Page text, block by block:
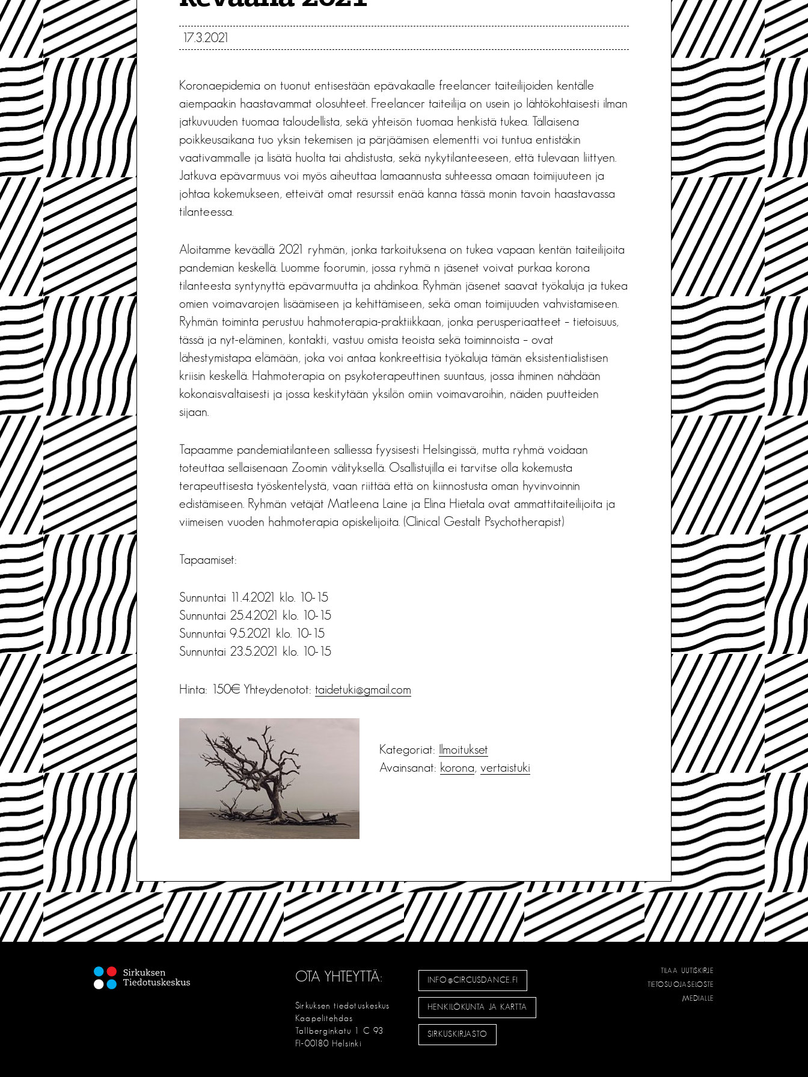
17.3.2021
Koronaepidemia on tuonut entisestään epävakaalle freelancer taiteilijoiden kentälle
aiempaakin haastavammat olosuhteet. Freelancer taiteilija on usein jo lähtökohtaisesti ilman
jatkuvuuden tuomaa taloudellista, sekä yhteisön tuomaa henkistä tukea. Tällaisena
poikkeusaikana tuo yksin tekemisen ja pärjäämisen elementti voi tuntua entistäkin
vaativammalle ja lisätä huolta tai ahdistusta, sekä nykytilanteeseen, että tulevaan liittyen.
Jatkuva epävarmuus voi myös aiheuttaa lamaannusta suhteessa omaan toimijuuteen ja
johtaa kokemukseen, etteivät omat resurssit enää kanna tässä monin tavoin haastavassa
tilanteessa.
Aloitamme keväällä 2021 ryhmän, jonka tarkoituksena on tukea vapaan kentän taiteilijoita
pandemian keskellä. Luomme foorumin, jossa ryhmä n jäsenet voivat purkaa korona
tilanteesta syntynyttä epävarmuutta ja ahdinkoa. Ryhmän jäsenet saavat työkaluja ja tukea
omien voimavarojen lisäämiseen ja kehittämiseen, sekä oman toimijuuden vahvistamiseen.
Ryhmän toiminta perustuu hahmoterapia-praktiikkaan, jonka perusperiaatteet – tietoisuus,
tässä ja nyt-eläminen, kontakti, vastuu omista teoista sekä toiminnoista – ovat
lähestymistapa elämään, joka voi antaa konkreettisia työkaluja tämän eksistentialistisen
kriisin keskellä. Hahmoterapia on psykoterapeuttinen suuntaus, jossa ihminen nähdään
kokonaisvaltaisesti ja jossa keskitytään yksilön omiin voimavaroihin, näiden puutteiden
sijaan.
Tapaamme pandemiatilanteen salliessa fyysisesti Helsingissä, mutta ryhmä voidaan
toteuttaa sellaisenaan Zoomin välityksellä. Osallistujilla ei tarvitse olla kokemusta
terapeuttisesta työskentelystä, vaan riittää että on kiinnostusta oman hyvinvoinnin
edistämiseen. Ryhmän vetäjät Matleena Laine ja Elina Hietala ovat ammattitaiteilijoita ja
viimeisen vuoden hahmoterapia opiskelijoita. (Clinical Gestalt Psychotherapist)
Tapaamiset:
Sunnuntai 11.4.2021 klo. 10-15
Sunnuntai 25.4.2021 klo. 10-15
Sunnuntai 9.5.2021 klo. 10-15
Sunnuntai 23.5.2021 klo. 10-15
Hinta: 150€ Yhteydenotot: taidetuki@gmail.com
Kategoriat: Ilmoitukset
Avainsanat: korona, vertaistuki
OTA YHTEYTTÄ:
Sirkuksen tiedotuskeskus
Kaapelitehdas
Tallberginkatu 1 C 93
FI-00180 Helsinki
INFO@CIRCUSDANCE.FI
HENKILÖKUNTA JA KARTTA
SIRKUSKIRJASTO
TILAA UUTISKIRJE
TIETOSUOJASELOSTE
MEDIALLE